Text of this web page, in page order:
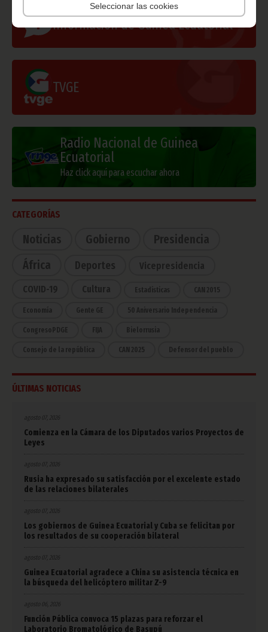
Seleccionar las cookies
Información de Guinea Ecuatorial
TVGE
Radio Nacional de Guinea
Ecuatorial
Haz click aquí para escuchar ahora
CATEGORÍAS
Noticias Gobierno
Presidencia
África
Deportes Vicepresidencia
COVID-19 Cultura Estadísticas CAN 2015
Economía Gente GE 50 Aniversario Independencia
CongresoPDGE FIJA Bielorrusia
Consejo de la república CAN 2025 Defensor del pueblo
ÚLTIMAS NOTICIAS
agosto 07, 2026
Comienza en la Cámara de los Diputados varios Proyectos de
Leyes
agosto 07, 2026
Rusia ha expresado su satisfacción por el excelente estado
de las relaciones bilaterales
agosto 07, 2026
Los gobiernos de Guinea Ecuatorial y Cuba se felicitan por
los resultados de su cooperación bilateral
agosto 07, 2026
Guinea Ecuatorial agradece a China su asistencia técnica en
la búsqueda del helicóptero militar Z-9
agosto 06, 2026
Función Pública convoca 15 plazas para reforzar el
Laboratorio Bromatológico de Basupú